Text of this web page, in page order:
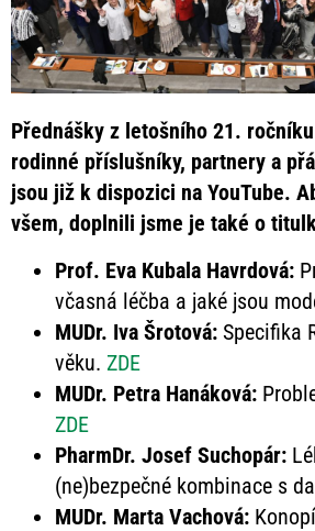
Přednášky z letošního 21.
rodinné příslušníky, partnery a
jsou již k dispozici na YouTube.
všem, doplnili jsme je také o
Prof. Eva Kubala Havrdová:
včasná léčba a jaké jsou
MUDr. Iva Šrotová: Specifika
věku. ZDE
MUDr. Petra Hanáková:
ZDE
PharmDr. Josef Suchopár:
(ne)bezpečné kombinace s
MUDr. Marta Vachová: